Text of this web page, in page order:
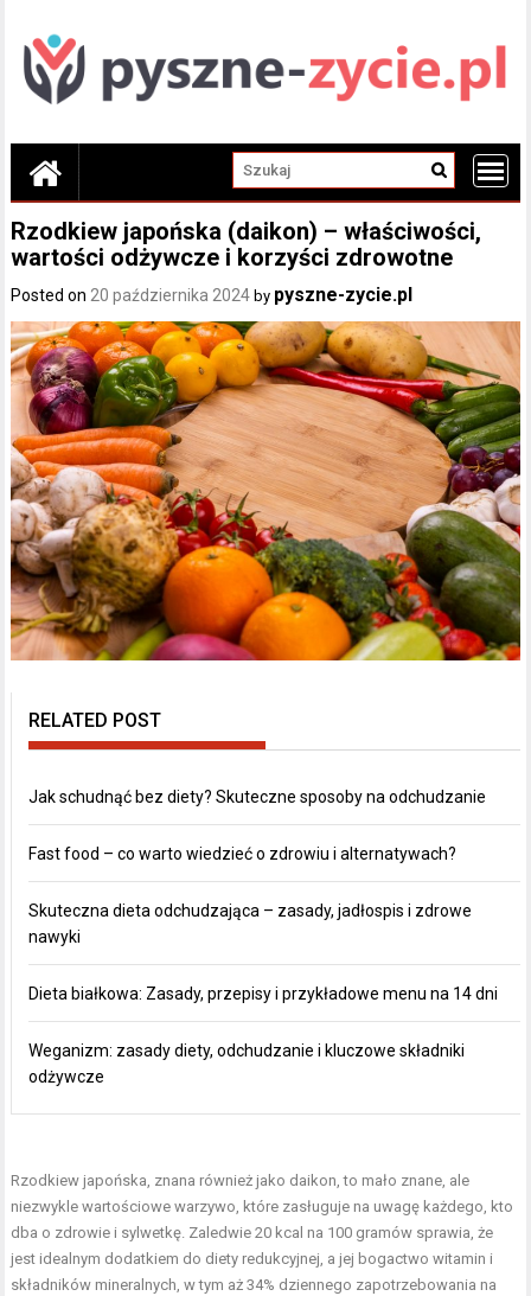
content
Rzodkiew japońska (daikon) – właściwości,
wartości odżywcze i korzyści zdrowotne
Posted on 20 października 2024 by pyszne-zycie.pl
RELATED POST
Jak schudnąć bez diety? Skuteczne sposoby na odchudzanie
Fast food – co warto wiedzieć o zdrowiu i alternatywach?
Skuteczna dieta odchudzająca – zasady, jadłospis i zdrowe
nawyki
Dieta białkowa: Zasady, przepisy i przykładowe menu na 14 dni
Weganizm: zasady diety, odchudzanie i kluczowe składniki
odżywcze
Rzodkiew japońska, znana również jako daikon, to mało znane, ale
niezwykle wartościowe warzywo, które zasługuje na uwagę każdego, kto
dba o zdrowie i sylwetkę. Zaledwie 20 kcal na 100 gramów sprawia, że
jest idealnym dodatkiem do diety redukcyjnej, a jej bogactwo witamin i
składników mineralnych, w tym aż 34% dziennego zapotrzebowania na